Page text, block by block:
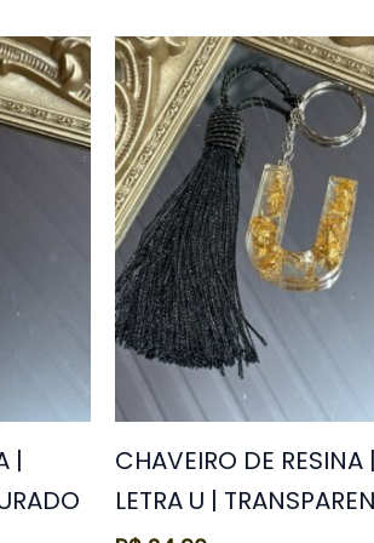
|
CHAVEIRO DE RESINA |
LETRA U |